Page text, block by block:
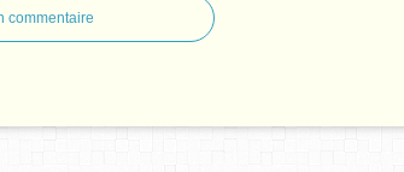
commentaire